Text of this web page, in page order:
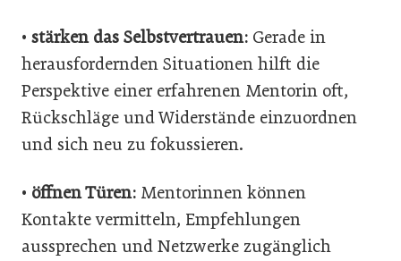
• stärken das Selbstvertrauen: Gerade in
herausfordernden Situationen hilft die
Perspektive einer erfahrenen Mentorin oft,
Rückschläge und Widerstände einzuordnen
und sich neu zu fokussieren.
• öffnen Türen: Mentorinnen können
Kontakte vermitteln, Empfehlungen
aussprechen und Netzwerke zugänglich